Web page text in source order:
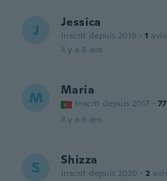
J Jessica
Inscrit depuis 2019 · 1 avis
il y a 6 ans
M Maria
Inscrit depuis 2017 · 77
il y a 6 ans
S Shizza
Inscrit depuis 2020 · 2